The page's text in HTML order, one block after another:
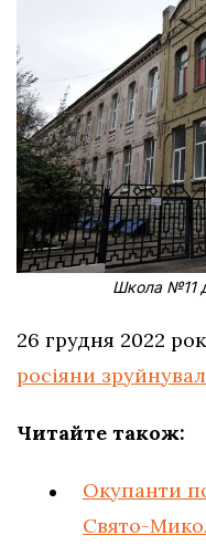
Школа №11
26 грудня 2022
росіяни
Читайте також:
Окупанти
Свято-